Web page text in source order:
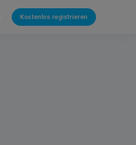
Kostenlos registrieren